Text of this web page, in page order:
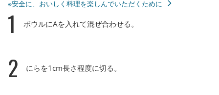
※安全に、おいしく料理を楽しんでいただくために
1 ボウルにAを入れて混ぜ合わせる。
2 にらを1cm長さ程度に切る。